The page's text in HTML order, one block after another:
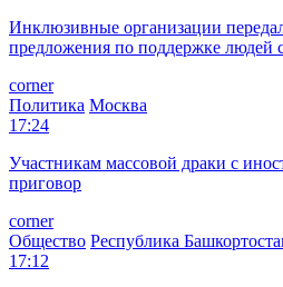
Инклюзивные организации
предложения по поддержке людей
corner
Политика Москва
17:24
Участникам массовой драки с
приговор
corner
Общество Республика
17:12